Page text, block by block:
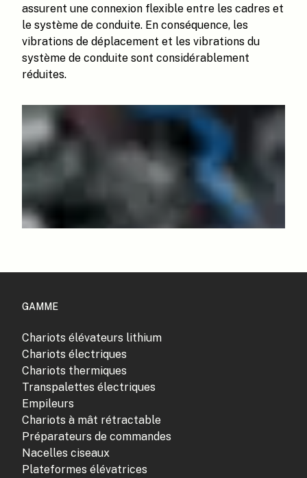
assurent une connexion flexible entre les cadres et
le système de conduite. En conséquence, les
vibrations de déplacement et les vibrations du
système de conduite sont considérablement
réduites.
GAMME
Chariots élévateurs lithium
Chariots électriques
Chariots thermiques
Transpalettes électriques
Empileurs
Chariots à mât rétractable
Préparateurs de commandes
Nacelles ciseaux
Plateformes élévatrices